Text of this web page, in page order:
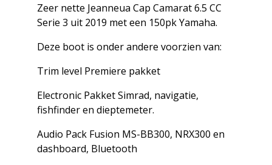
Zeer nette Jeanneua Cap Camarat 6.5 CC
Serie 3 uit 2019 met een 150pk Yamaha.
Deze boot is onder andere voorzien van:
Trim level Premiere pakket
Electronic Pakket Simrad, navigatie,
fishfinder en dieptemeter.
Audio Pack Fusion MS-BB300, NRX300 en
dashboard, Bluetooth